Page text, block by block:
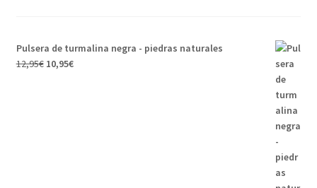
Pulsera de turmalina negra - piedras naturales
12,95€ 10,95€